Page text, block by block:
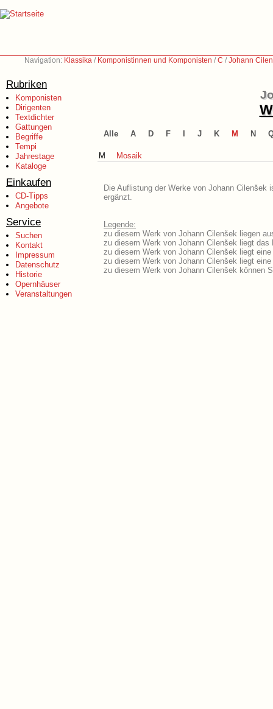
Navigation: Klassika / Komponistinnen und Komponisten /C /Johann
Rubriken
Komponisten
Dirigenten
Textdichter
Gattungen
Begriffe
Tempi
Jahrestage
Kataloge
Einkaufen
CD-Tipps
Angebote
Service
Suchen
Kontakt
Impressum
Datenschutz
Historie
Opernhäuser
Veranstaltungen
Alle A D F J K M N
M Mosaik
Die Auflistung der Werke von Johann
ergänzt.
Legende:
zu diesem Werk von Johann Cilenšek liegen
zu diesem Werk von Johann Cilenšek liegt das
zu diesem Werk von Johann Cilenšek liegt
zu diesem Werk von Johann Cilenšek liegt
zu diesem Werk von Johann Cilenšek können